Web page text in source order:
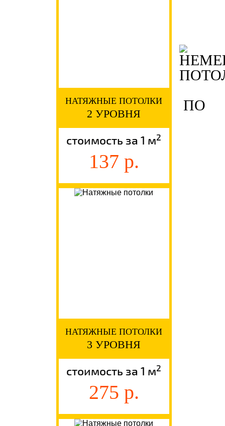
НАТЯЖНЫЕ ПОТОЛКИ
2 УРОВНЯ
стоимость за 1 м2
137 р.
НАТЯЖНЫЕ ПОТОЛКИ
3 УРОВНЯ
стоимость за 1 м2
275 р.
ПО